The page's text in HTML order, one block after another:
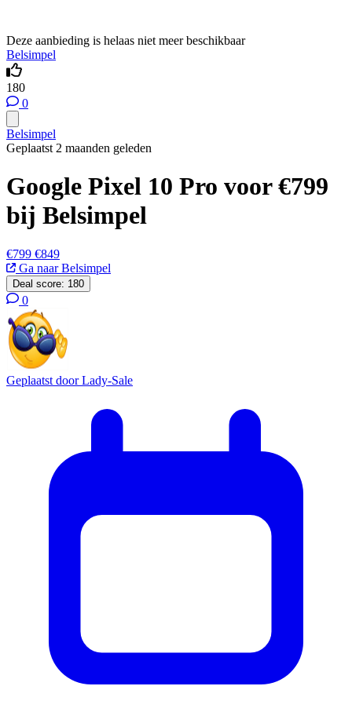
Deze aanbieding is helaas niet meer beschikbaar
Belsimpel
180
0
Belsimpel
Geplaatst 2 maanden geleden
Google Pixel 10 Pro voor €799
bij Belsimpel
€799 €849
Ga naar Belsimpel
Deal score: 180
0
Geplaatst doorLady-Sale